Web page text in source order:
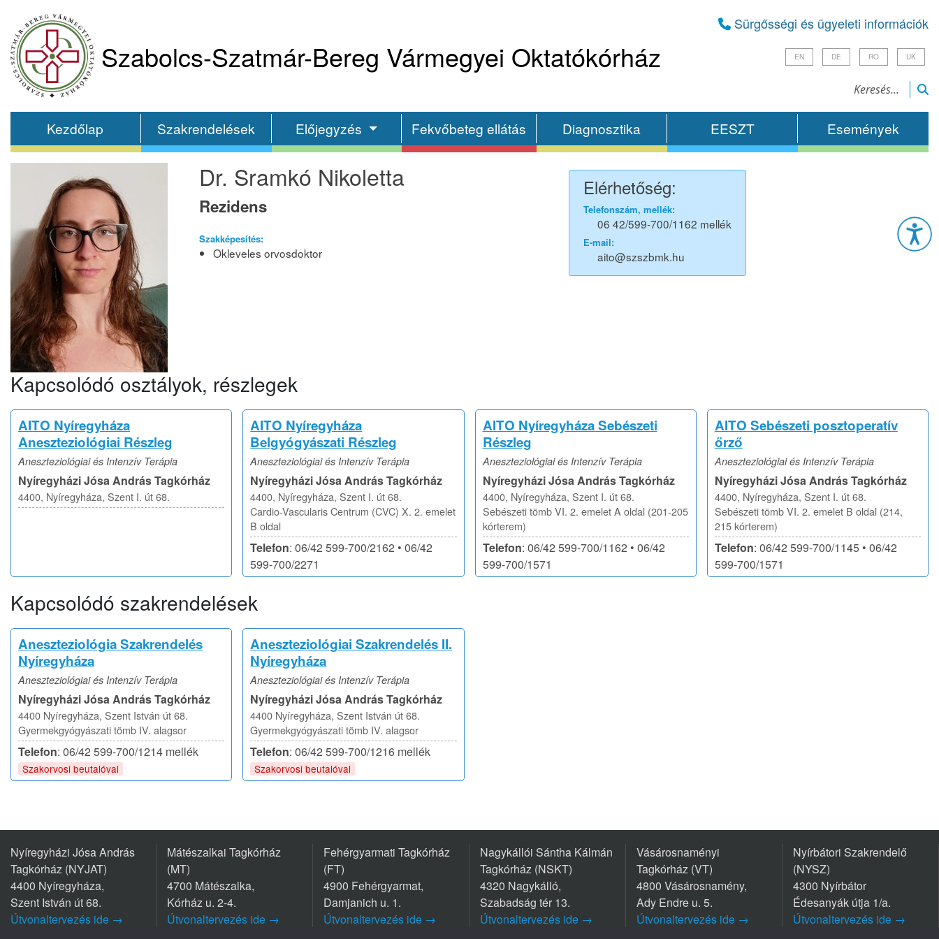
Szabolcs-Szatmár-Bereg Vármegyei Oktatókórház
Sürgősségi és ügyeleti információk
EN DE RO UK
Kezdőlap Szakrendelések Előjegyzés Fekvőbeteg ellátás Diagnosztika EESZT Események
Dr. Sramkó Nikoletta
Rezidens
Szakképesítés:
Okleveles orvosdoktor
Elérhetőség:
Telefonszám, mellék:
06 42/599-700/1162 mellék
E-mail:
aito@szszbmk.hu
Kapcsolódó osztályok, részlegek
AITO Nyíregyháza
Aneszteziológiai Részleg
Aneszteziológiai és Intenzív Terápia
Nyíregyházi Jósa András Tagkórház
4400, Nyíregyháza, Szent I. út 68.
AITO Nyíregyháza
Belgyógyászati Részleg
Aneszteziológiai és Intenzív Terápia
Nyíregyházi Jósa András Tagkórház
4400, Nyíregyháza, Szent I. út 68.
Cardio-Vascularis Centrum (CVC) X. 2. emelet
B oldal
Telefon: 06/42 599-700/2162 • 06/42
599-700/2271
AITO Nyíregyháza Sebészeti
Részleg
Aneszteziológiai és Intenzív Terápia
Nyíregyházi Jósa András Tagkórház
4400, Nyíregyháza, Szent I. út 68.
Sebészeti tömb VI. 2. emelet A oldal (201-205
kórterem)
Telefon: 06/42 599-700/1162 • 06/42
599-700/1571
AITO Sebészeti posztoperatív
őrző
Aneszteziológiai és Intenzív Terápia
Nyíregyházi Jósa András Tagkórház
4400, Nyíregyháza, Szent I. út 68.
Sebészeti tömb VI. 2. emelet B oldal (214,
215 kórterem)
Telefon: 06/42 599-700/1145 • 06/42
599-700/1571
Kapcsolódó szakrendelések
Aneszteziológia Szakrendelés
Nyíregyháza
Aneszteziológiai és Intenzív Terápia
Nyíregyházi Jósa András Tagkórház
4400 Nyíregyháza, Szent István út 68.
Gyermekgyógyászati tömb IV. alagsor
Telefon: 06/42 599-700/1214 mellék
Szakorvosi beutalóval
Aneszteziológiai Szakrendelés II.
Nyíregyháza
Aneszteziológiai és Intenzív Terápia
Nyíregyházi Jósa András Tagkórház
4400 Nyíregyháza, Szent István út 68.
Gyermekgyógyászati tömb IV. alagsor
Telefon: 06/42 599-700/1216 mellék
Szakorvosi beutalóval
Nyíregyházi Jósa András
Tagkórház (NYJAT)
4400 Nyíregyháza,
Szent István út 68.
Útvonaltervezés ide →
Mátészalkai Tagkórház
(MT)
4700 Mátészalka,
Kórház u. 2-4.
Útvonaltervezés ide →
Fehérgyarmati Tagkórház
(FT)
4900 Fehérgyarmat,
Damjanich u. 1.
Útvonaltervezés ide →
Nagykállói Sántha Kálmán
Tagkórház (NSKT)
4320 Nagykálló,
Szabadság tér 13.
Útvonaltervezés ide →
Vásárosnaményi
Tagkórház (VT)
4800 Vásárosnamény,
Ady Endre u. 5.
Útvonaltervezés ide →
Nyírbátori Szakrendelő
(NYSZ)
4300 Nyírbátor
Édesanyák útja 1/a.
Útvonaltervezés ide →